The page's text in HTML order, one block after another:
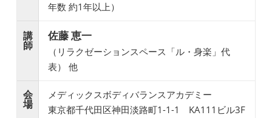
年数 約1年以上）
講
師
佐藤 恵一
（リラクゼーションスペース「ル・身楽」代
表） 他
会
場
メディックスボディバランスアカデミー
東京都千代田区神田淡路町1-1-1 KA111ビル3F